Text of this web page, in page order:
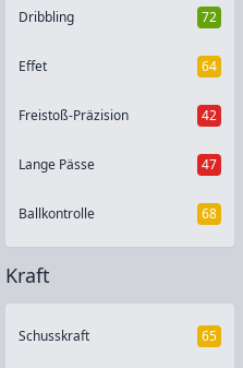
Dribbling 72
Effet 64
Freistoß-Präzision 42
Lange Pässe 47
Ballkontrolle 68
Kraft
Schusskraft 65